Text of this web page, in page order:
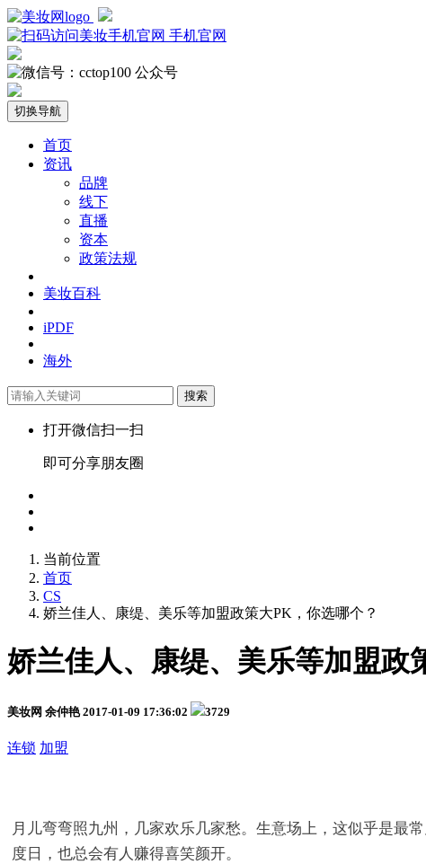
手机官网
公众号
切换导航
首页
资讯
品牌
线下
直播
资本
政策法规
美妆百科
iPDF
海外
搜索
打开微信扫一扫
即可分享朋友圈
当前位置
首页
CS
娇兰佳人、康缇、美乐等加盟政策大PK，你选哪个？
娇兰佳人、康缇、美乐等加盟政
美妆网 余仲艳 2017-01-09 17:36:02 3729
连锁 加盟
月儿弯弯照九州，几家欢乐几家愁。生意场上，这似乎是最
度日，也总会有人赚得喜笑颜开。